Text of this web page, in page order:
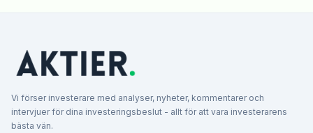
Vi förser investerare med analyser, nyheter, kommentarer och
intervjuer för dina investeringsbeslut - allt för att vara investerarens
bästa vän.